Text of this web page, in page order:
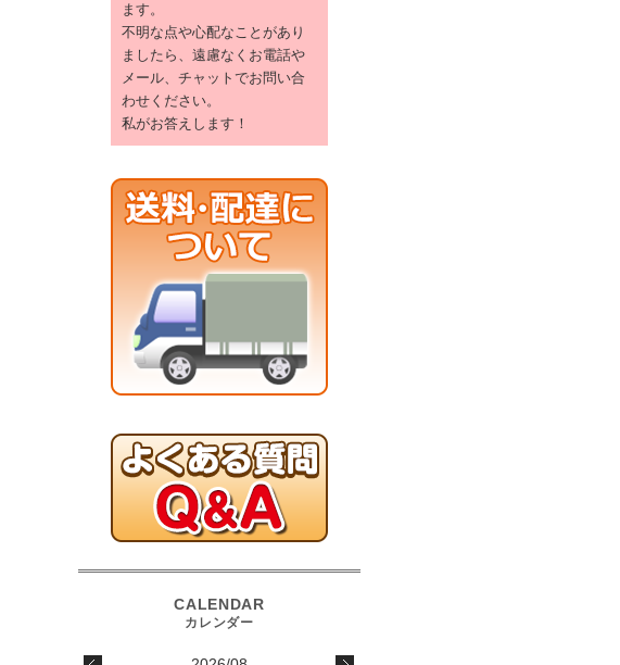
ます。
不明な点や心配なことがあり
ましたら、遠慮なくお電話や
メール、チャットでお問い合
わせください。
私がお答えします！